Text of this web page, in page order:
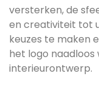
versterken, de
en creativiteit tot
keuzes te maken
het logo
interieurontwerp.